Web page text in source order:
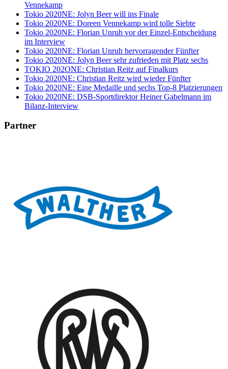
Vennekamp
Tokio 2020NE: Jolyn Beer will ins Finale
Tokio 2020NE: Doreen Vennekamp wird tolle Siebte
Tokio 2020NE: Florian Unruh vor der Einzel-Entscheidung
im Interview
Tokio 2020NE: Florian Unruh hervorragender Fünfter
Tokio 2020NE: Jolyn Beer sehr zufrieden mit Platz sechs
TOKIO 202ONE: Christian Reitz auf Finalkurs
Tokio 2020NE: Christian Reitz wird wieder Fünfter
Tokio 2020NE: Eine Medaille und sechs Top-8 Platzierungen
Tokio 2020NE: DSB-Sportdirektor Heiner Gabelmann im
Bilanz-Interview
Partner